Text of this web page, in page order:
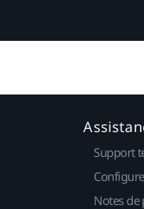
Support
Notes de